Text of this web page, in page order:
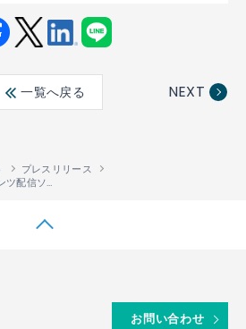
ter
edin
一覧へ戻る NEXT
プレスリリース
ACCESSの位置連動型コンテンツ配信ソリューション「ACCESS
お問い合わせ